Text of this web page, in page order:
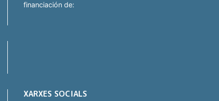
financiación de:
XARXES SOCIALS